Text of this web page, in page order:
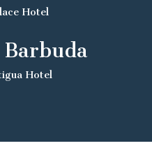
Hotel
Hotel